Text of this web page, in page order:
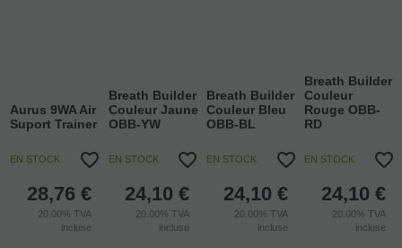
Aurus 9WA Air
Suport Trainer
EN STOCK
28,76 €
20.00%TVA
incluse
Breath Builder
Couleur Jaune
OBB-YW
EN STOCK
24,10 €
20.00%TVA
incluse
Breath Builder
Couleur Bleu
OBB-BL
EN STOCK
24,10 €
20.00% TVA
incluse
Breath Builder
Couleur
Rouge OBB-
RD
EN STOCK
24,10 €
20.00%TVA
incluse